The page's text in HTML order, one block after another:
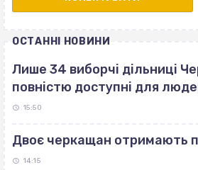
ОСТАННІ НОВИНИ
Лише 34 виборчі дільниці
повністю доступні для
15:50
Двоє черкащан отримають
14:15